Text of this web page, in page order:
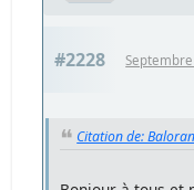
#2228
Citation de: